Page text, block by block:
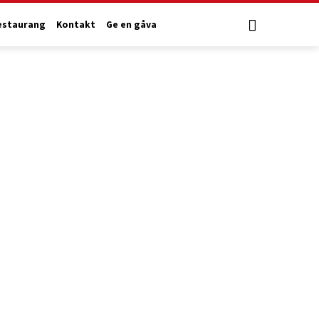
Kontakt Ge en gåva